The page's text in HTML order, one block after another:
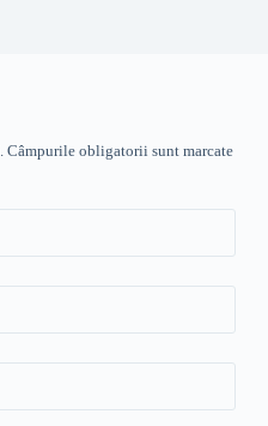
Câmpurile obligatorii sunt marcate